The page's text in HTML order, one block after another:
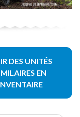
DES UNITÉS
EN